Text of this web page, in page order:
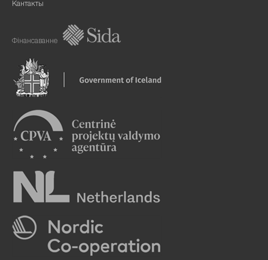
Кантакты
Фінансаванне